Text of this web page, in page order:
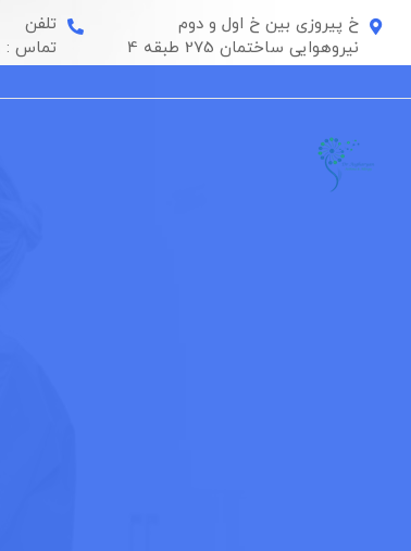
محتوا
خ پیروزی بین خ اول و دوم
نیروهوایی ساختمان 275 طبقه 4
تلفن
تماس :